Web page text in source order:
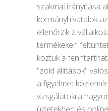
szakmai irányítása
kormányhivatalok
ellenőrzik a
termékeken
köztük a
"zöld állítások"
a figyelmet
vizsgálatokra